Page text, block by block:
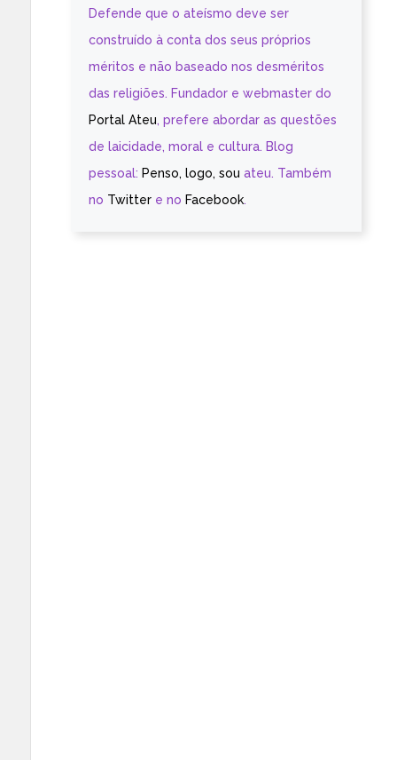
Defende que o ateísmo deve ser
construído à conta dos seus próprios
méritos e não baseado nos desméritos
das religiões. Fundador e webmaster do
Portal Ateu, prefere abordar as questões
de laicidade, moral e cultura. Blog
pessoal: Penso, logo, sou ateu. Também
no Twitter e no Facebook.